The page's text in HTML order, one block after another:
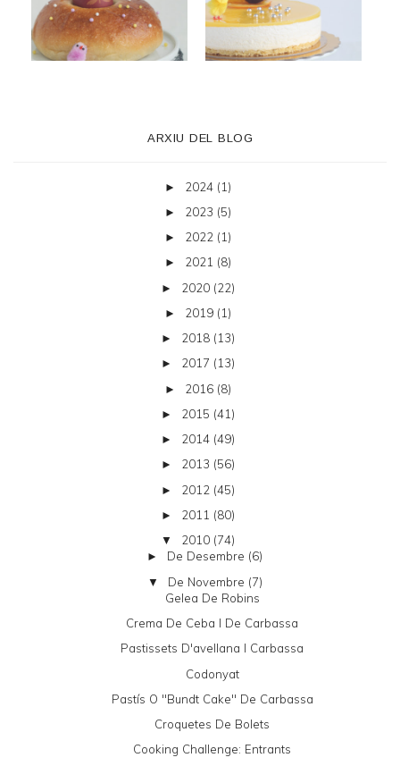
ARXIU DEL BLOG
► 2024 (1)
► 2023 (5)
► 2022 (1)
► 2021 (8)
► 2020 (22)
► 2019 (1)
► 2018 (13)
► 2017 (13)
► 2016 (8)
► 2015 (41)
► 2014 (49)
► 2013 (56)
► 2012 (45)
► 2011 (80)
▼ 2010 (74)
► De Desembre (6)
▼ De Novembre (7)
Gelea De Robins
Crema De Ceba I De Carbassa
Pastissets D'avellana I Carbassa
Codonyat
Pastís O "bundt Cake" De Carbassa
Croquetes De Bolets
Cooking Challenge: Entrants